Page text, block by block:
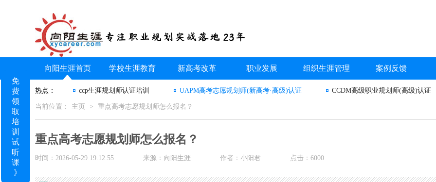
向阳生涯首页 学校生涯教育 新高考改革 职业发展 组织生涯管理 案例反馈
热点： ccp生涯规划师认证培训 UAPM高考志愿规划师(新高考·高级)认证 CCDM高级职业规划师(高级)认证
当前位置： 主页 > 重点高考志愿规划师怎么报名？
重点高考志愿规划师怎么报名？
时间：2026-05-29 19:12:55 来源：向阳生涯 作者：小阳君 点击：6000
免
费
领
取
培
训
试
听
课
》